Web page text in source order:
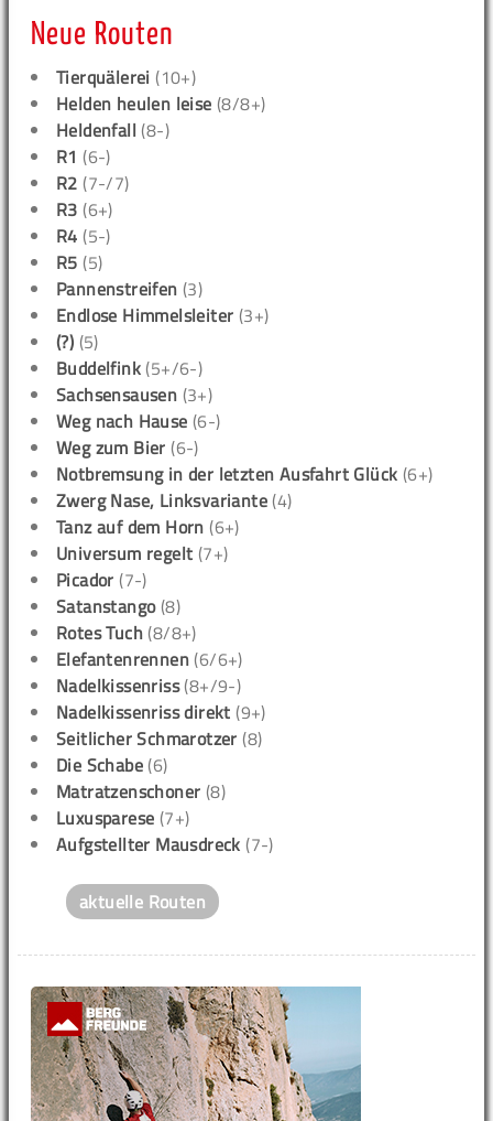
Neue Routen
Tierquälerei (10+)
Helden heulen leise (8/8+)
Heldenfall (8-)
R1 (6-)
R2 (7-/7)
R3 (6+)
R4 (5-)
R5 (5)
Pannenstreifen (3)
Endlose Himmelsleiter (3+)
(?) (5)
Buddelfink (5+/6-)
Sachsensausen (3+)
Weg nach Hause (6-)
Weg zum Bier (6-)
Notbremsung in der letzten Ausfahrt Glück (6+)
Zwerg Nase, Linksvariante (4)
Tanz auf dem Horn (6+)
Universum regelt (7+)
Picador (7-)
Satanstango(8)
Rotes Tuch (8/8+)
Elefantenrennen (6/6+)
Nadelkissenriss(8+/9-)
Nadelkissenriss direkt (9+)
Seitlicher Schmarotzer (8)
Die Schabe (6)
Matratzenschoner (8)
Luxusparese (7+)
Aufgstellter Mausdreck (7-)
aktuelle Routen